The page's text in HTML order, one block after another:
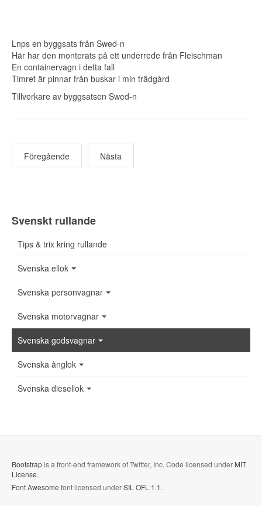
Lnps en byggsats från Swed-n
Här har den monterats på ett underrede från Fleischman
En containervagn i detta fall
Timret är pinnar från buskar i min trädgård
Tillverkare av byggsatsen Swed-n
Föregående Nästa
Svenskt rullande
Tips & trix kring rullande
Svenska ellok
Svenska personvagnar
Svenska motorvagnar
Svenska godsvagnar
Svenska ånglok
Svenska diesellok
Bootstrapis a front-end framework of Twitter, Inc. Code licensed under MIT
License.
Font Awesome font licensed underSIL OFL 1.1.